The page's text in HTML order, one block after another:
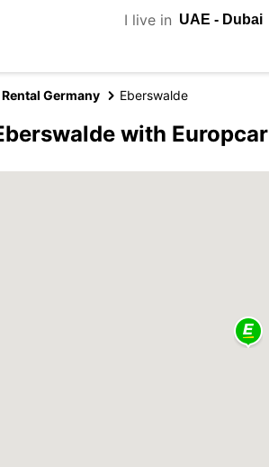
I live in
Germany Eberswalde
with Europcar